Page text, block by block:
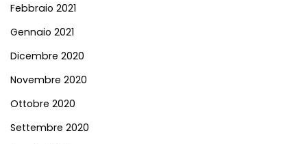
Febbraio 2021
Gennaio 2021
Dicembre 2020
Novembre 2020
Ottobre 2020
Settembre 2020